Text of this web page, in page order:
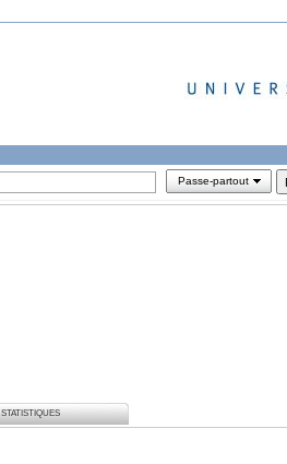
Passe-partout
STATISTIQUES